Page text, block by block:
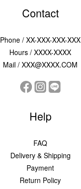
Contact
Phone / XX-XXX-XXX-XXX
Hours / XXXX-XXXX
Mail / XXX@XXXX.COM
Help
FAQ
Delivery & Shipping
Payment
Return Policy